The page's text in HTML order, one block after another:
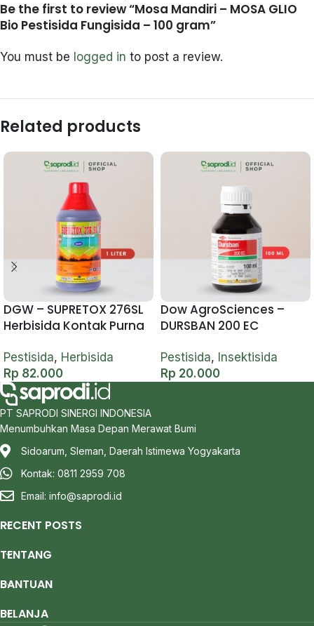
Be the first to review “Mosa Mandiri – MOSA GLIO
Bio Pestisida Fungisida – 100 gram”
You must be logged in to post a review.
Related products
DGW – SUPRETOX 276SL
Herbisida Kontak Purna
Pestisida, Herbisida
Rp 82.000
Dow AgroSciences –
DURSBAN 200 EC
Kontak dan Lambung –
100 ml
Pestisida, Insektisida
Rp 20.000
PT SAPRODI SINERGI INDONESIA
Menumbuhkan Masa Depan Merawat Bumi
Sidoarum, Sleman, Daerah Istimewa Yogyakarta
Kontak: 0811 2959 708
Email: info@saprodi.id
RECENT POSTS
TENTANG
BANTUAN
BELANJA